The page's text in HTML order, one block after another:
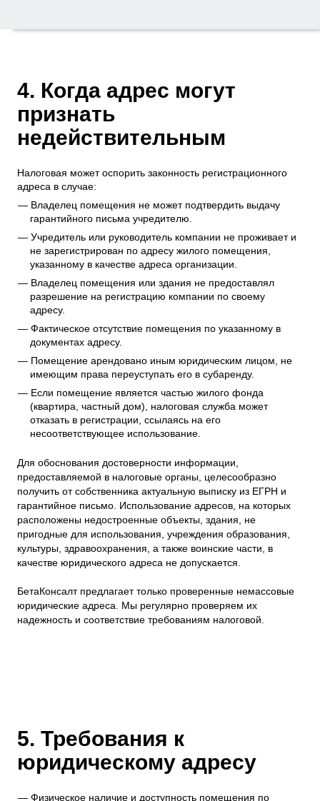
4. Когда адрес могут
признать
недействительным
Налоговая может оспорить законность регистрационного
адреса в случае:
Владелец помещения не может подтвердить выдачу
гарантийного письма учредителю.
Учредитель или руководитель компании не проживает и
не зарегистрирован по адресу жилого помещения,
указанному в качестве адреса организации.
Владелец помещения или здания не предоставлял
разрешение на регистрацию компании по своему
адресу.
Фактическое отсутствие помещения по указанному в
документах адресу.
Помещение арендовано иным юридическим лицом, не
имеющим права переуступать его в субаренду.
Если помещение является частью жилого фонда
(квартира, частный дом), налоговая служба может
отказать в регистрации, ссылаясь на его
несоответствующее использование.
Для обоснования достоверности информации,
предоставляемой в налоговые органы, целесообразно
получить от собственника актуальную выписку из ЕГРН и
гарантийное письмо. Использование адресов, на которых
расположены недостроенные объекты, здания, не
пригодные для использования, учреждения образования,
культуры, здравоохранения, а также воинские части, в
качестве юридического адреса не допускается.
БетаКонсалт предлагает только проверенные немассовые
юридические адреса. Мы регулярно проверяем их
надежность и соответствие требованиям налоговой.
5. Требования к
юридическому адресу
Физическое наличие и доступность помещения по